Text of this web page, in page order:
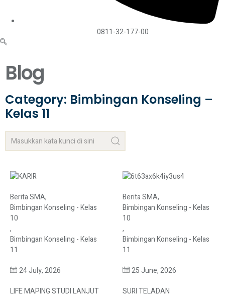
0811-32-177-00
Blog
Category: Bimbingan Konseling –
Kelas 11
Berita SMA,
Bimbingan Konseling - Kelas
10
,
Bimbingan Konseling - Kelas
11
24 July, 2026
LIFE MAPING STUDI LANJUT
Berita SMA,
Bimbingan Konseling - Kelas
10
,
Bimbingan Konseling - Kelas
11
25 June, 2026
SURI TELADAN